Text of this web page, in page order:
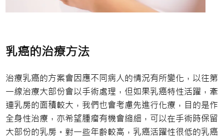
乳癌的治療方法
治療乳癌的方案會因應不同病人的情況有所變化，以往第
一線治療大部份會以手術處理，但如果乳癌特性活躍，牽
連乳房的面積較大，我們也會考慮先進行化療，目的是作
全身性治療，亦希望腫瘤有機會縮細，可以在手術時保留
大部份的乳房。對一些年齡較高，乳癌活躍性很低的乳癌